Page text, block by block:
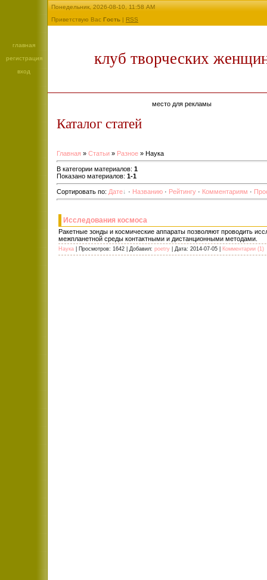
главная
регистрация
вход
Понедельник, 2026-08-10, 11:58 AM
Приветствую Вас Гость | RSS
клуб творческих
место для рекламы
Каталог статей
Главная » Статьи » Разное » Наука
В категории материалов: 1
Показано материалов: 1-1
Сортировать по: Дате · Названию · Рейтингу · Комментариям ·
Исследования космоса
Ракетные зонды и космические аппараты позволяют проводить
межпланетной среды контактными и дистанционными методами.
Наука | Просмотров: 1642 | Добавил: poetry | Дата: 2014-07-05 Комментарии (1)